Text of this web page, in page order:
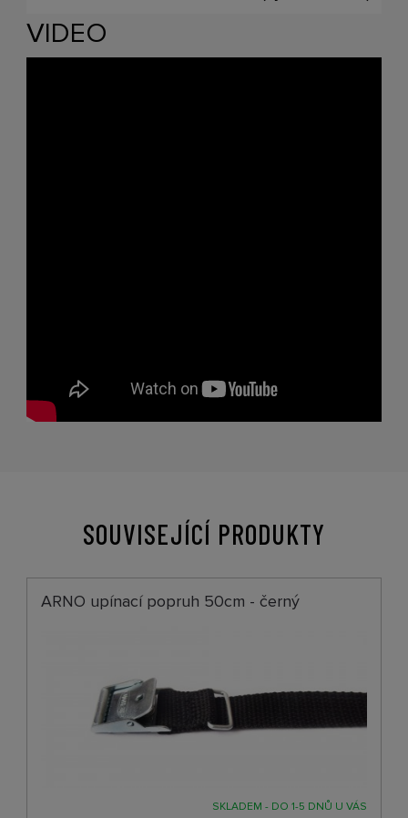
VIDEO
SOUVISEJÍCÍ PRODUKTY
ARNO upínací popruh 50cm - černý
SKLADEM - DO 1-5 DNŮ U VÁS